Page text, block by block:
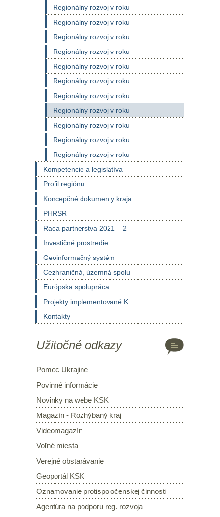
Regionálny rozvoj v roku
Regionálny rozvoj v roku
Regionálny rozvoj v roku
Regionálny rozvoj v roku
Regionálny rozvoj v roku
Regionálny rozvoj v roku
Regionálny rozvoj v roku
Regionálny rozvoj v roku
Regionálny rozvoj v roku
Regionálny rozvoj v roku
Regionálny rozvoj v roku
Kompetencie a legislatíva
Profil regiónu
Koncepčné dokumenty kraja
PHRSR
Rada partnerstva 2021 – 2
Investičné prostredie
Geoinformačný systém
Cezhraničná, územná spolu
Európska spolupráca
Projekty implementované K
Kontakty
Užitočné odkazy
Pomoc Ukrajine
Povinné informácie
Novinky na webe KSK
Magazín - Rozhýbaný kraj
Videomagazín
Voľné miesta
Verejné obstarávanie
Geoportál KSK
Oznamovanie protispoločenskej činnosti
Agentúra na podporu reg. rozvoja